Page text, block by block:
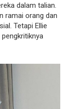
dalam talian.
ramai orang dan
Tetapi Ellie